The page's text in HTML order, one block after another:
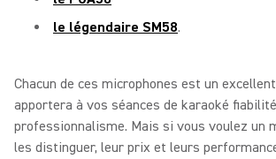
le légendaire SM58.
Chacun de ces microphones est un
apportera à vos séances de karaoké
professionnalisme. Mais si vous voulez un
les distinguer, leur prix et leurs